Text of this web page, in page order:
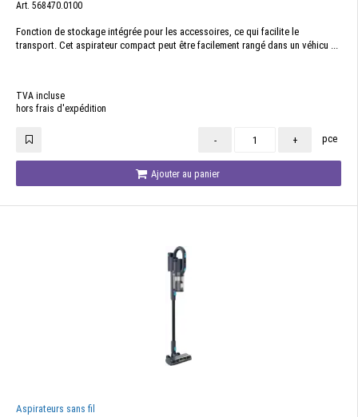
Art. 568470.0100
Fonction de stockage intégrée pour les accessoires, ce qui facilite le
transport. Cet aspirateur compact peut être facilement rangé dans un véhicu ...
TVA incluse
hors frais d'expédition
- + pce
Ajouter au panier
Aspirateurs sans fil